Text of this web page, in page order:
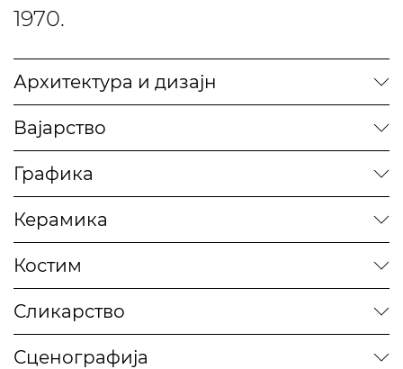
1970.
Архитектура и дизајн
Вајарство
Графика
Керамика
Костим
Сликарство
Сценографија